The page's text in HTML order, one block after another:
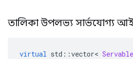
তালিকা উপলভ্য সার্ভযোগ্য
virtual std ::vector<